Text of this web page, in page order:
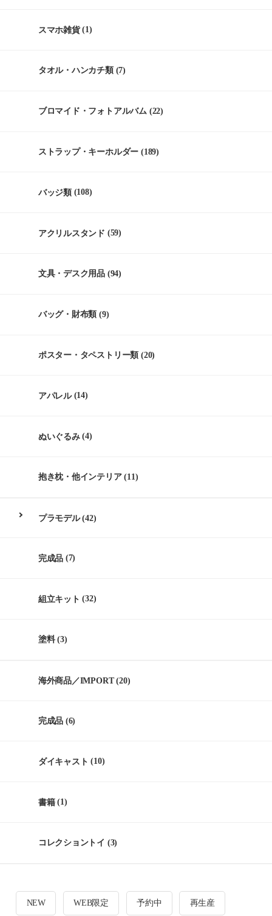
スマホ雑貨(1)
タオル・ハンカチ類(7)
ブロマイド・フォトアルバム (22)
ストラップ・キーホルダー (189)
バッジ類(108)
アクリルスタンド (59)
文具・デスク用品 (94)
バッグ・財布類 (9)
ポスター・タペストリー類 (20)
アパレル(14)
ぬいぐるみ(4)
抱き枕・他インテリア(11)
プラモデル(42)
完成品 (7)
組立キット (32)
塗料(3)
海外商品／IMPORT(20)
完成品 (6)
ダイキャスト (10)
書籍(1)
コレクショントイ (3)
NEW WEB限定 予約中 再生産